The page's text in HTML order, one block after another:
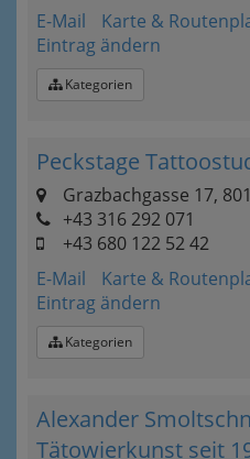
E-Mail
Karte &
Eintrag ändern
Kategorien
Peckstage
Grazbachgasse 17,
+43 316 292 071
+43 680 122 52 42
E-Mail
Karte &
Eintrag ändern
Kategorien
Alexander
Tätowierkunst seit